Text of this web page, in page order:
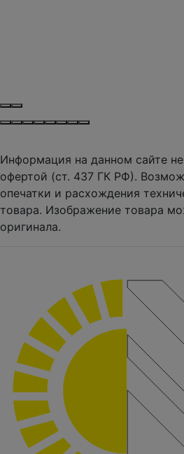
Информация на данном сайте
офертой (ст. 437 ГК РФ).
опечатки и расхождения
товара. Изображение товара
оригинала.